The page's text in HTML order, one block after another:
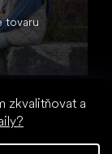
zkvalitňovat a
tovaru